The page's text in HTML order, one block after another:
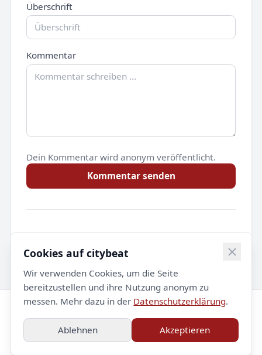
Überschrift
Kommentar
Dein Kommentar wird anonym veröffentlicht.
Kommentar senden
Noch keine Kommentare.
© 2026 citybeat. Alle Rechte vorbehalten.
Impressum
Datenschutz Kontakt
Cookies auf citybeat
Wir verwenden Cookies, um die Seite
bereitzustellen und ihre Nutzung anonym zu
messen. Mehr dazu in der Datenschutzerklärung.
Ablehnen Akzeptieren